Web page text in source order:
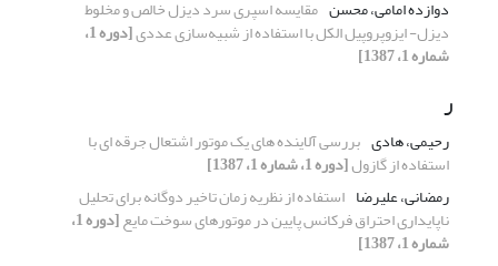
دوازده امامی، محسن مقایسه­ اسپری سرد دیزل خالص و مخلوط
دیزل- ایزوپروپیل الکل با استفاده از شبیه‌سازی عددی [دوره 1،
شماره 1، 1387]
ر
رحیمی، هادی بررسی آلاینده ­های یک موتور اشتعال جرقه ­ای با
استفاده از گازول[دوره 1، شماره 1، 1387]
رمضانی، علیرضا استفاده از نظریه زمان تاخیر دوگانه برای تحلیل
ناپایداری احتراق فرکانس پایین در موتورهای سوخت مایع [دوره 1،
شماره 1، 1387]